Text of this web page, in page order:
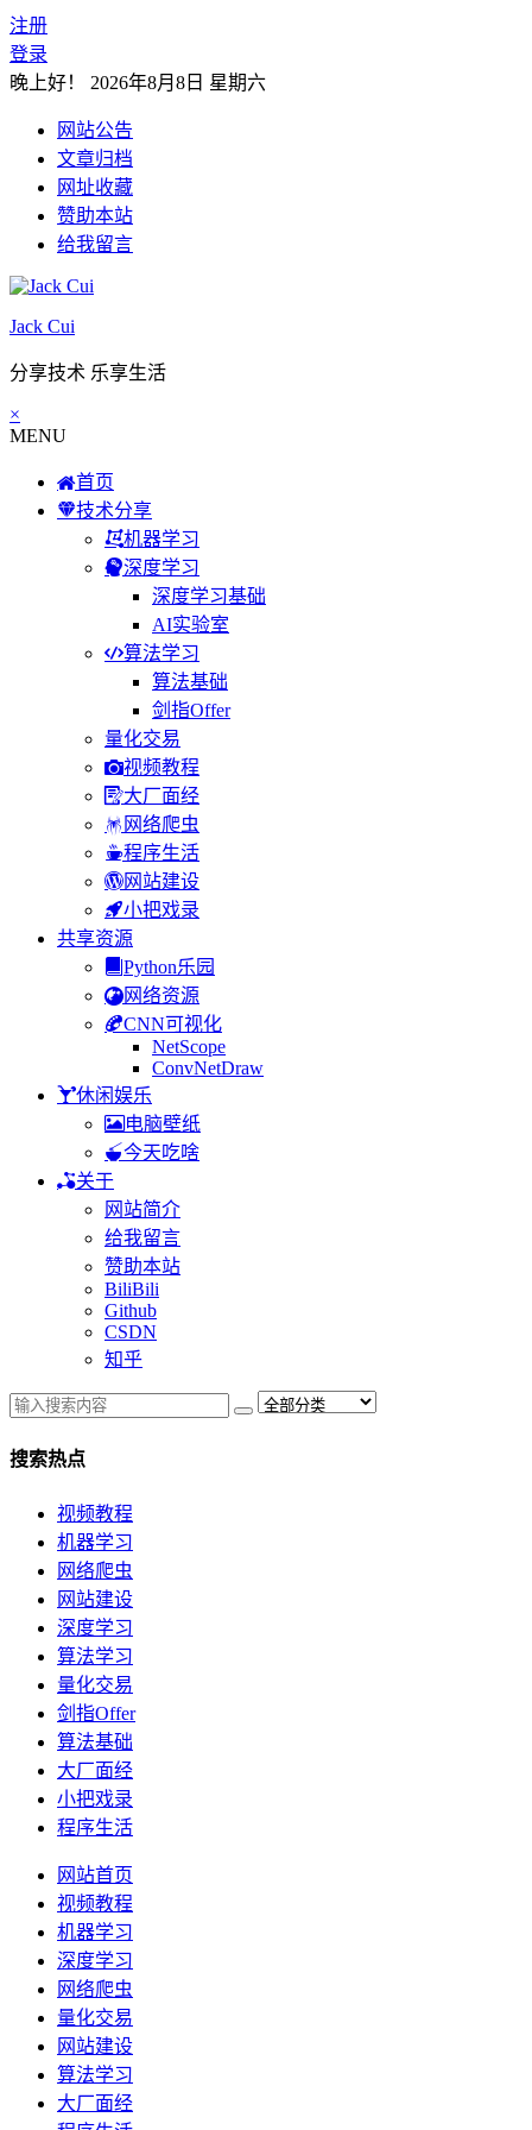
注册
登录
晚上好！ 2026年8月8日 星期六
网站公告
文章归档
网址收藏
赞助本站
给我留言
Jack Cui
分享技术 乐享生活
×
MENU
首页
技术分享
机器学习
深度学习
深度学习基础
AI实验室
算法学习
算法基础
剑指Offer
量化交易
视频教程
大厂面经
网络爬虫
程序生活
网站建设
小把戏录
共享资源
Python乐园
网络资源
CNN可视化
NetScope
ConvNetDraw
休闲娱乐
电脑壁纸
今天吃啥
关于
网站简介
给我留言
赞助本站
BiliBili
Github
CSDN
知乎
搜索热点
视频教程
机器学习
网络爬虫
网站建设
深度学习
算法学习
量化交易
剑指Offer
算法基础
大厂面经
小把戏录
程序生活
网站首页
视频教程
机器学习
深度学习
网络爬虫
量化交易
网站建设
算法学习
大厂面经